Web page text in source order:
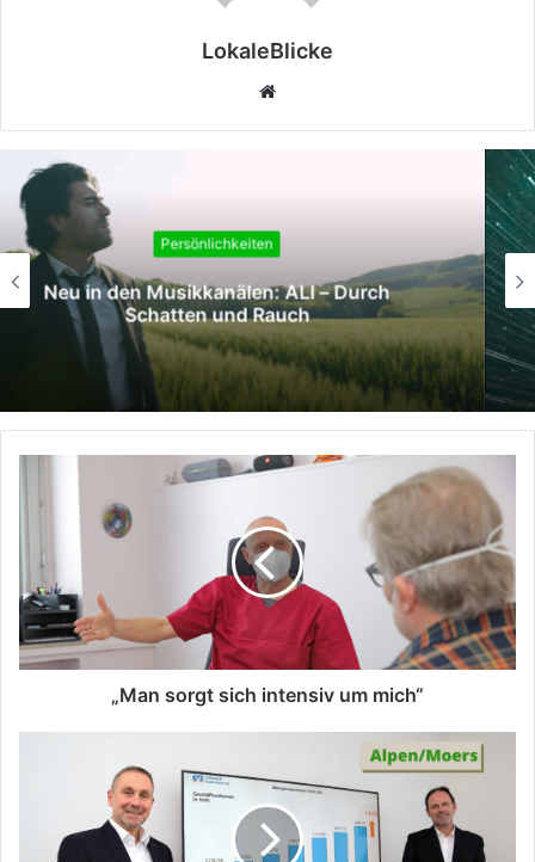
LokaleBlicke
Webseite
Persönlichkeiten
Weltneuheit: Rechts-Links-Lesebuch
„Man sorgt sich intensiv um mich“